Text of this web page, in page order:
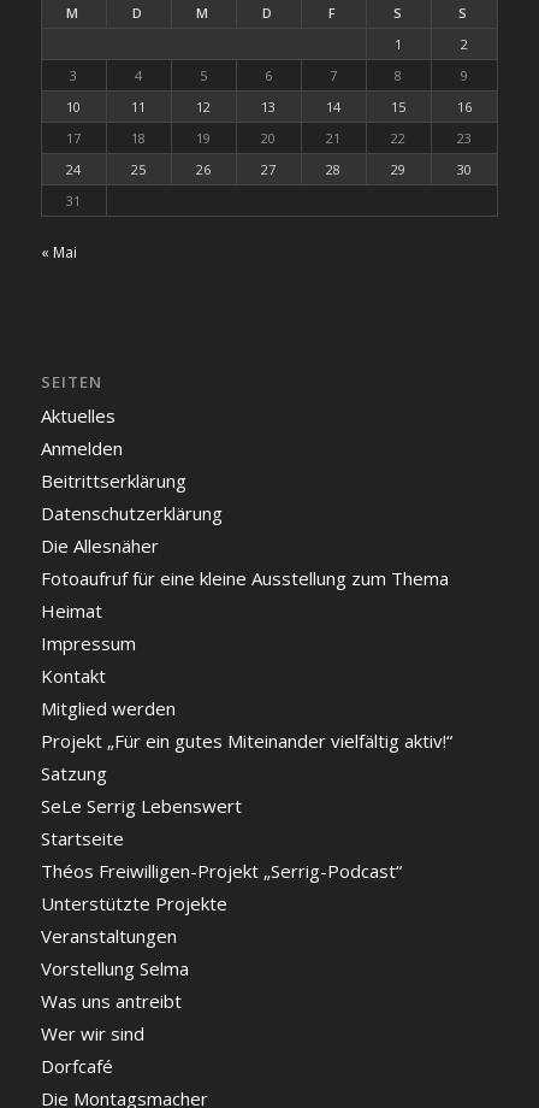
M D M D F S
S
1
2
3
4 5 6 7 8
9
10
11 12 13 14 15
16
17
18 19 20 21 22
23
24
25 26 27 28 29
30
31
« Mai
SEITEN
Aktuelles
Anmelden
Beitrittserklärung
Datenschutzerklärung
Die Allesnäher
Fotoaufruf für eine kleine Ausstellung zum Thema
Heimat
Impressum
Kontakt
Mitglied werden
Projekt „Für ein gutes Miteinander vielfältig aktiv!“
Satzung
SeLe Serrig Lebenswert
Startseite
Théos Freiwilligen-Projekt „Serrig-Podcast“
Unterstützte Projekte
Veranstaltungen
Vorstellung Selma
Was uns antreibt
Wer wir sind
Dorfcafé
Die Montagsmacher